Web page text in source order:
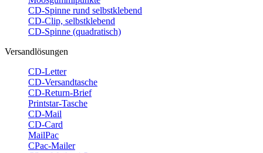
CD-Spinne rund selbstklebend
CD-Clip, selbstklebend
CD-Spinne (quadratisch)
Versandlösungen
CD-Letter
CD-Versandtasche
CD-Return-Brief
Printstar-Tasche
CD-Mail
CD-Card
MailPac
CPac-Mailer